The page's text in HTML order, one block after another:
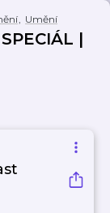
, Umění
|